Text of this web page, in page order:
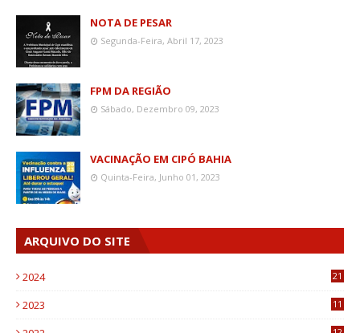
NOTA DE PESAR
Segunda-Feira, Abril 17, 2023
FPM DA REGIÃO
Sábado, Dezembro 09, 2023
VACINAÇÃO EM CIPÓ BAHIA
Quinta-Feira, Junho 01, 2023
ARQUIVO DO SITE
2024 21
2023
11